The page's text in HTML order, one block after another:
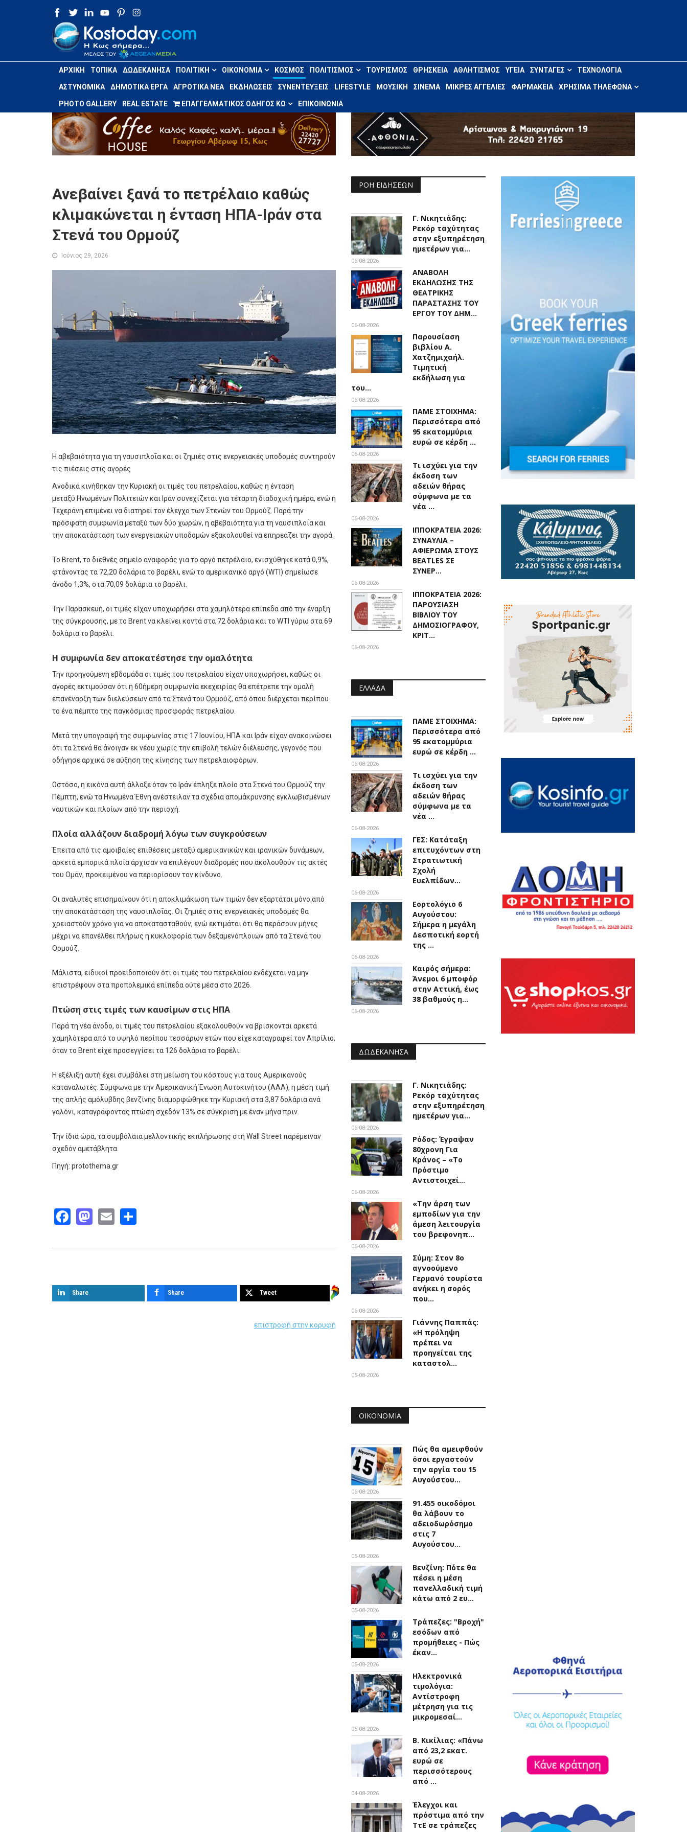
ΑΡΧΙΚΉ ΤΟΠΙΚΆ ΔΩΔΕΚΆΝΗΣΑ ΠΟΛΙΤΙΚΉ ΟΙΚΟΝΟΜΊΑ ΚΌΣΜΟΣ ΠΟΛΙΤΙΣΜΌΣ ΤΟΥΡΙΣΜΌΣ ΘΡΗΣΚΕΊΑ ΑΘΛΗΤΙΣΜΌΣ ΥΓΕΊΑ ΣΥΝΤΑΓΈΣ ΤΕΧΝΟΛΟΓΊΑ
ΑΣΤΥΝΟΜΙΚΆ ΔΗΜΟΤΙΚΆ ΈΡΓΑ ΑΓΡΟΤΙΚΆ ΝΈΑ ΕΚΔΗΛΏΣΕΙΣ ΣΥΝΕΝΤΕΎΞΕΙΣ LIFESTYLE ΜΟΥΣΙΚΉ ΣΙΝΕΜΆ ΜΙΚΡΈΣ ΑΓΓΕΛΊΕΣ ΦΑΡΜΑΚΕΊΑ ΧΡΉΣΙΜΑ ΤΗΛΈΦΩΝΑ
PHOTO GALLERY REAL ESTATE ΕΠΑΓΓΕΛΜΑΤΙΚΌΣ ΟΔΗΓΌΣ ΚΩ ΕΠΙΚΟΙΝΩΝΊΑ
Ανεβαίνει ξανά το πετρέλαιο καθώς
κλιμακώνεται η ένταση ΗΠΑ-Ιράν στα
Στενά του Ορμούζ
Ιούνιος 29, 2026
Η αβεβαιότητα για τη ναυσιπλοΐα και οι ζημιές στις ενεργειακές υποδομές συντηρούν
τις πιέσεις στις αγορές
Ανοδικά κινήθηκαν την Κυριακή οι τιμές του πετρελαίου, καθώς η ένταση
μεταξύ Ηνωμένων Πολιτειών και Ιράν συνεχίζεται για τέταρτη διαδοχική ημέρα, ενώ η
Τεχεράνη επιμένει να διατηρεί τον έλεγχο των Στενών του Ορμούζ. Παρά την
πρόσφατη συμφωνία μεταξύ των δύο χωρών, η αβεβαιότητα για τη ναυσιπλοΐα και
την αποκατάσταση των ενεργειακών υποδομών εξακολουθεί να επηρεάζει την αγορά.
Το Brent, το διεθνές σημείο αναφοράς για το αργό πετρέλαιο, ενισχύθηκε κατά 0,9%,
φτάνοντας τα 72,20 δολάρια το βαρέλι, ενώ το αμερικανικό αργό (WTI) σημείωσε
άνοδο 1,3%, στα 70,09 δολάρια το βαρέλι.
Την Παρασκευή, οι τιμές είχαν υποχωρήσει στα χαμηλότερα επίπεδα από την έναρξη
της σύγκρουσης, με το Brent να κλείνει κοντά στα 72 δολάρια και το WTI γύρω στα 69
δολάρια το βαρέλι.
Η συμφωνία δεν αποκατέστησε την ομαλότητα
Την προηγούμενη εβδομάδα οι τιμές του πετρελαίου είχαν υποχωρήσει, καθώς οι
αγορές εκτιμούσαν ότι η 60ήμερη συμφωνία εκεχειρίας θα επέτρεπε την ομαλή
επανέναρξη των διελεύσεων από τα Στενά του Ορμούζ, από όπου διέρχεται περίπου
το ένα πέμπτο της παγκόσμιας προσφοράς πετρελαίου.
Μετά την υπογραφή της συμφωνίας στις 17 Ιουνίου, ΗΠΑ και Ιράν είχαν ανακοινώσει
ότι τα Στενά θα άνοιγαν εκ νέου χωρίς την επιβολή τελών διέλευσης, γεγονός που
οδήγησε αρχικά σε αύξηση της κίνησης των πετρελαιοφόρων.
Ωστόσο, η εικόνα αυτή άλλαξε όταν το Ιράν έπληξε πλοίο στα Στενά του Ορμούζ την
Πέμπτη, ενώ τα Ηνωμένα Έθνη ανέστειλαν τα σχέδια απομάκρυνσης εγκλωβισμένων
ναυτικών και πλοίων από την περιοχή.
Πλοία αλλάζουν διαδρομή λόγω των συγκρούσεων
Έπειτα από τις αμοιβαίες επιθέσεις μεταξύ αμερικανικών και ιρανικών δυνάμεων,
αρκετά εμπορικά πλοία άρχισαν να επιλέγουν διαδρομές που ακολουθούν τις ακτές
του Ομάν, προκειμένου να περιορίσουν τον κίνδυνο.
Οι αναλυτές επισημαίνουν ότι η αποκλιμάκωση των τιμών δεν εξαρτάται μόνο από
την αποκατάσταση της ναυσιπλοΐας. Οι ζημιές στις ενεργειακές υποδομές θα
χρειαστούν χρόνο για να αποκατασταθούν, ενώ εκτιμάται ότι θα περάσουν μήνες
μέχρι να επανέλθει πλήρως η κυκλοφορία των δεξαμενόπλοιων από τα Στενά του
Ορμούζ.
Μάλιστα, ειδικοί προειδοποιούν ότι οι τιμές του πετρελαίου ενδέχεται να μην
επιστρέψουν στα προπολεμικά επίπεδα ούτε μέσα στο 2026.
Πτώση στις τιμές των καυσίμων στις ΗΠΑ
Παρά τη νέα άνοδο, οι τιμές του πετρελαίου εξακολουθούν να βρίσκονται αρκετά
χαμηλότερα από το υψηλό περίπου τεσσάρων ετών που είχε καταγραφεί τον Απρίλιο,
όταν το Brent είχε προσεγγίσει τα 126 δολάρια το βαρέλι.
Η εξέλιξη αυτή έχει συμβάλει στη μείωση του κόστους για τους Αμερικανούς
καταναλωτές. Σύμφωνα με την Αμερικανική Ένωση Αυτοκινήτου (AAA), η μέση τιμή
της απλής αμόλυβδης βενζίνης διαμορφώθηκε την Κυριακή στα 3,87 δολάρια ανά
γαλόνι, καταγράφοντας πτώση σχεδόν 13% σε σύγκριση με έναν μήνα πριν.
Την ίδια ώρα, τα συμβόλαια μελλοντικής εκπλήρωσης στη Wall Street παρέμειναν
σχεδόν αμετάβλητα.
Πηγή: protothema.gr
Facebook
Mastodon
Email
Share Share Tweet
επιστροφή στην κορυφή
ΡΟΉ ΕΙΔΉΣΕΩΝ
Γ. Νικητιάδης:
Ρεκόρ ταχύτητας
στην εξυπηρέτηση
ημετέρων για…
06-08-2026
ΑΝΑΒΟΛΗ
ΕΚΔΗΛΩΣΗΣ ΤΗΣ
ΘΕΑΤΡΙΚΗΣ
ΠΑΡΑΣΤΑΣΗΣ ΤΟΥ
ΕΡΓΟΥ ΤΟΥ ΔΗΜ…
06-08-2026
Παρουσίαση
βιβλίου Α.
Χατζημιχαήλ.
Τιμητική
εκδήλωση για
του…
06-08-2026
ΠΑΜΕ ΣΤΟΙΧΗΜΑ:
Περισσότερα από
95 εκατομμύρια
ευρώ σε κέρδη …
06-08-2026
Τι ισχύει για την
έκδοση των
αδειών θήρας
σύμφωνα με τα
νέα …
06-08-2026
ΙΠΠΟΚΡΑΤΕΙΑ 2026:
ΣΥΝΑΥΛΙΑ –
ΑΦΙΕΡΩΜΑ ΣΤΟΥΣ
BEATLES ΣΕ
ΣΥΝΕΡ…
06-08-2026
ΙΠΠΟΚΡΑΤΕΙΑ 2026:
ΠΑΡΟΥΣΙΑΣΗ
ΒΙΒΛΙΟΥ ΤΟΥ
ΔΗΜΟΣΙΟΓΡΑΦΟΥ,
ΚΡΙΤ…
06-08-2026
ΕΛΛΆΔΑ
ΠΑΜΕ ΣΤΟΙΧΗΜΑ:
Περισσότερα από
95 εκατομμύρια
ευρώ σε κέρδη …
06-08-2026
Τι ισχύει για την
έκδοση των
αδειών θήρας
σύμφωνα με τα
νέα …
06-08-2026
ΓΕΣ: Κατάταξη
επιτυχόντων στη
Στρατιωτική
Σχολή
Ευελπίδων…
06-08-2026
Εορτολόγιο 6
Αυγούστου:
Σήμερα η μεγάλη
Δεσποτική εορτή
της …
06-08-2026
Καιρός σήμερα:
Άνεμοι 6 μποφόρ
στην Αττική, έως
38 βαθμούς η…
06-08-2026
ΔΩΔΕΚΆΝΗΣΑ
Γ. Νικητιάδης:
Ρεκόρ ταχύτητας
στην εξυπηρέτηση
ημετέρων για…
06-08-2026
Ρόδος: Έγραψαν
80χρονη Για
Κράνος – «Το
Πρόστιμο
Αντιστοιχεί…
06-08-2026
«Την άρση των
εμποδίων για την
άμεση λειτουργία
του βρεφονηπ…
06-08-2026
Σύμη: Στον 8ο
αγνοούμενο
Γερμανό τουρίστα
ανήκει η σορός
που…
06-08-2026
Γιάννης Παππάς:
«Η πρόληψη
πρέπει να
προηγείται της
καταστολ…
05-08-2026
ΟΙΚΟΝΟΜΊΑ
Πώς θα αμειφθούν
όσοι εργαστούν
την αργία του 15
Αυγούστου…
06-08-2026
91.455 οικοδόμοι
θα λάβουν το
αδειοδωρόσημο
στις 7
Αυγούστου…
05-08-2026
Βενζίνη: Πότε θα
πέσει η μέση
πανελλαδική τιμή
κάτω από 2 ευ…
05-08-2026
Τράπεζες: "Βροχή"
εσόδων από
προμήθειες - Πώς
έκαν…
05-08-2026
Ηλεκτρονικά
τιμολόγια:
Αντίστροφη
μέτρηση για τις
μικρομεσαί…
05-08-2026
Β. Κικίλιας: «Πάνω
από 23,2 εκατ.
ευρώ σε
περισσότερους
από …
04-08-2026
Έλεγχοι και
πρόστιμα από την
ΤτΕ σε τράπεζες